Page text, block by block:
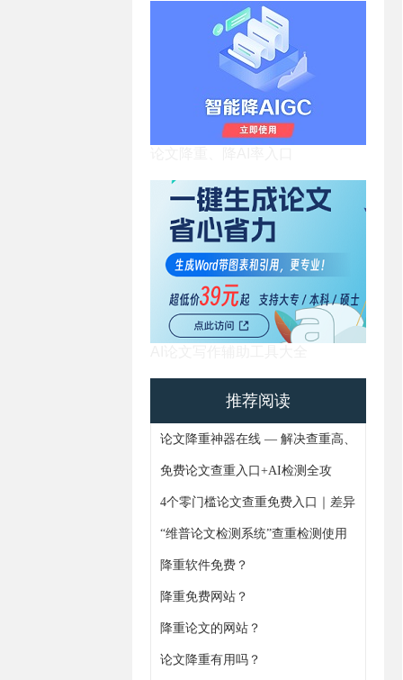
推荐阅读
论文降重神器在线 — 解决查重高、
AIGC痕迹难题，4步搞定论文重复
率
免费论文查重入口+AI检测全攻
略！避坑指南+实操技巧一次更齐
4个零门槛论文查重免费入口｜差异
化功能+论文AIGC免费检测全解析
“维普论文检测系统”查重检测使用
通知
降重软件免费？
降重免费网站？
https://www.gxjiangchong.com/lwgaixie/
降重论文的网站？
论文降重有用吗？